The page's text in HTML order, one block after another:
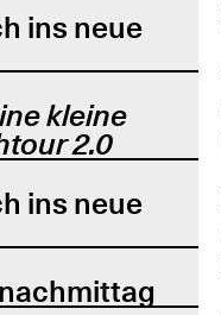
ins neue
kleine
2.0
ins neue